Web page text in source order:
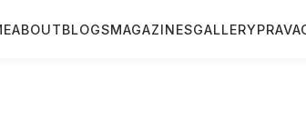
ABOUTBLOGSMAGAZINESGALLERY